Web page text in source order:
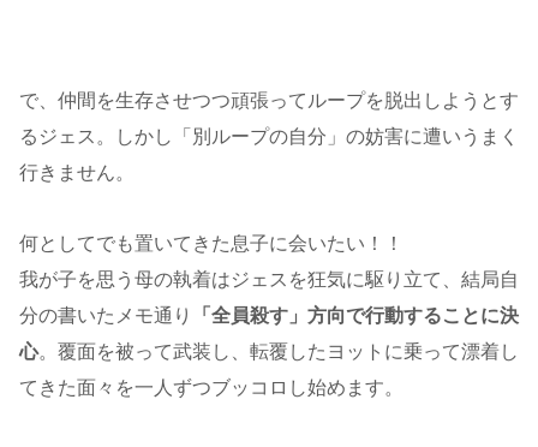
で、仲間を生存させつつ頑張ってループを脱出しようとす
るジェス。しかし「別ループの自分」の妨害に遭いうまく
行きません。
何としてでも置いてきた息子に会いたい！！
我が子を思う母の執着はジェスを狂気に駆り立て、結局自
分の書いたメモ通り
「全員殺す」方向で行動することに決
心。覆面を被って武装し、転覆したヨットに乗って漂着し
てきた面々を一人ずつブッコロし始めます。